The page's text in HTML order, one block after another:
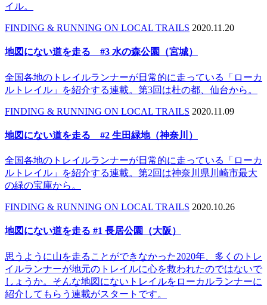
イル。
FINDING & RUNNING ON LOCAL TRAILS 2020.11.20
地図にない道を走る #3 水の森公園（宮城）
全国各地のトレイルランナーが日常的に走っている「ローカ
ルトレイル」を紹介する連載。第3回は杜の都、仙台から。
FINDING & RUNNING ON LOCAL TRAILS 2020.11.09
地図にない道を走る #2 生田緑地（神奈川）
全国各地のトレイルランナーが日常的に走っている「ローカ
ルトレイル」を紹介する連載。第2回は神奈川県川崎市最大
の緑の宝庫から。
FINDING & RUNNING ON LOCAL TRAILS 2020.10.26
地図にない道を走る #1 長居公園（大阪）
思うように山を走ることができなかった2020年、多くのトレ
イルランナーが地元のトレイルに心を救われたのではないで
しょうか。そんな地図にないトレイルをローカルランナーに
紹介してもらう連載がスタートです。